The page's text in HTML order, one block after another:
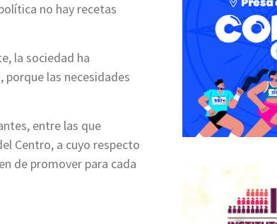
no hay recetas
la sociedad ha
porque las necesidades
entre las que
Centro, a cuyo respecto
de promover para cada